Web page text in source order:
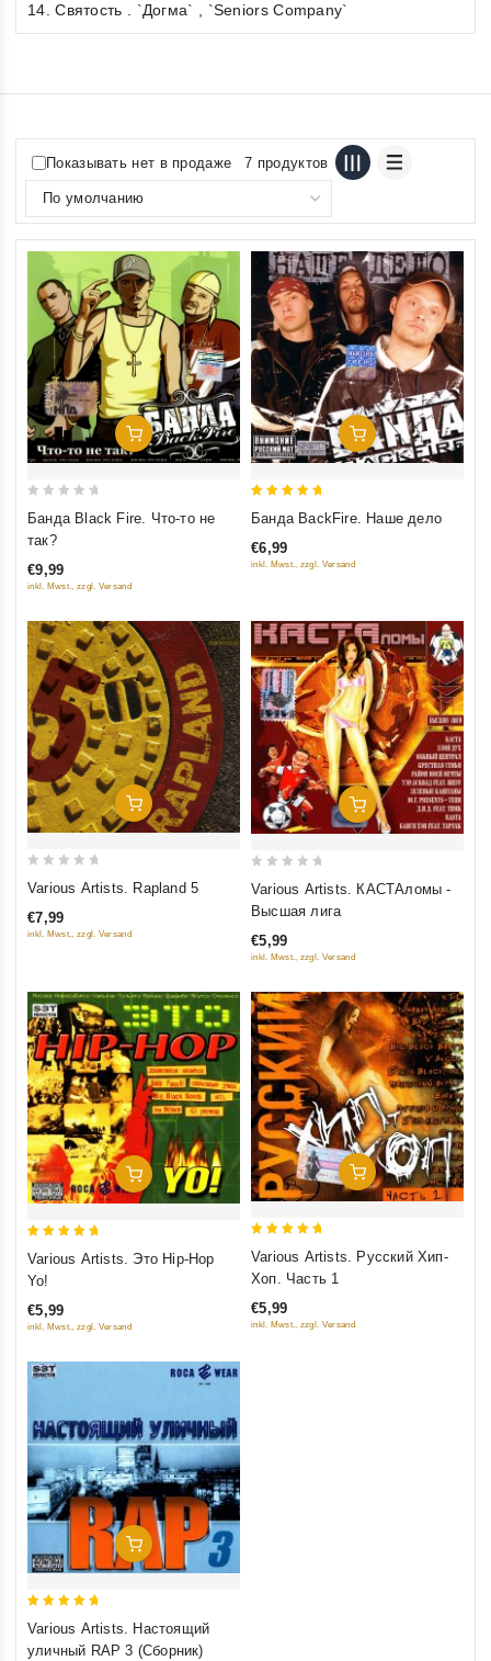
14. Святость . `Догма` , `Seniors Company`
Показывать нет в продаже 7 продуктов
Добавить В Корзину
5
Банда Black Fire. Что-то не
так?
€9,99
inkl. Mwst., zzgl. Versand
Добавить В Корзину
out of 5
Банда BackFire. Наше дело
€6,99
inkl. Mwst., zzgl. Versand
Добавить В Корзину
of
Various Artists. Rapland 5
€7,99
inkl. Mwst., zzgl. Versand
Добавить В Корзину
5
Various Artists. КАСТАломы -
Высшая лига
€5,99
inkl. Mwst., zzgl. Versand
Добавить В Корзину
Various Artists. Это Hip-Hop
Yo!
€5,99
inkl. Mwst., zzgl. Versand
Добавить В Корзину
Various Artists. Русский Хип-
Хоп. Часть 1
€5,99
inkl. Mwst., zzgl. Versand
Добавить В Корзину
Various Artists. Настоящий
уличный RAP 3 (Сборник)